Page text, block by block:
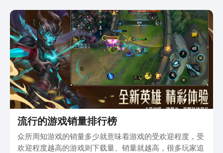
流行的游戏销量排行榜
众所周知游戏的销量多少就意味着游戏的受欢迎程度，受
欢迎程度越高的游戏则下载量、销量就越高，很多玩家追